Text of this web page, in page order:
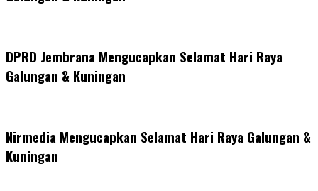
DPRD Jembrana Mengucapkan Selamat Hari Raya
Galungan & Kuningan
Nirmedia Mengucapkan Selamat Hari Raya Galungan &
Kuningan